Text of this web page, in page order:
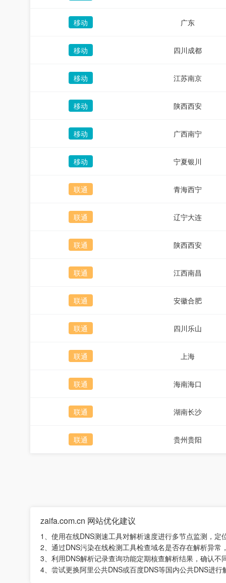
移动 广东
移动 四川成都
移动 江苏南京
移动 陕西西安
移动 广西南宁
移动 宁夏银川
联通 青海西宁
联通 辽宁大连
联通 陕西西安
联通 江西南昌
联通 安徽合肥
联通 四川乐山
联通 上海
联通 海南海口
联通 湖南长沙
联通 贵州贵阳
zaifa.com.cn 网站优化建议
1、使用在线DNS测速工具对解析速度进行多节点监测，
2、通过DNS污染在线检测工具检查域名是否存在解析异
3、利用DNS解析记录查询功能定期核查解析结果，确认
4、尝试更换阿里公共DNS或百度DNS等国内公共DNS进